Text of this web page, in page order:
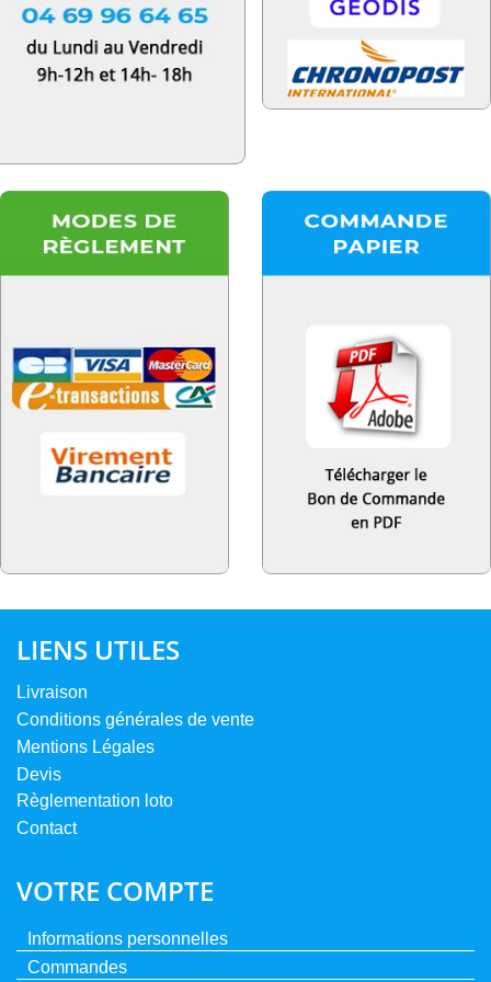
LIENS UTILES
Livraison
Conditions générales de vente
Mentions Légales
Devis
Règlementation loto
Contact
VOTRE COMPTE
Informations personnelles
Commandes